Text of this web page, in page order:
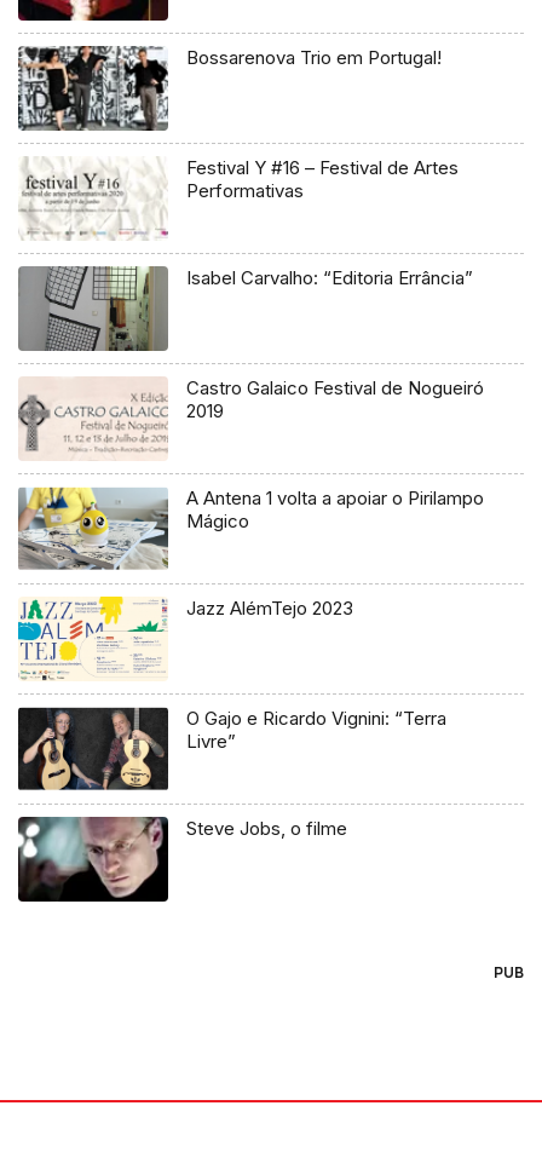
Bossarenova Trio em Portugal!
Festival Y #16 – Festival de Artes
Performativas
Isabel Carvalho: “Editoria Errância”
Castro Galaico Festival de Nogueiró
2019
A Antena 1 volta a apoiar o Pirilampo
Mágico
Jazz AlémTejo 2023
O Gajo e Ricardo Vignini: “Terra
Livre”
Steve Jobs, o filme
PUB